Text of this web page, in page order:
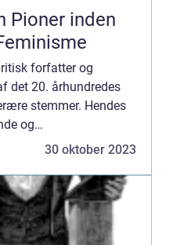
Pioner inden
forfatter og
det 20. århundredes
stemmer. Hendes
og
tanker om køn,
30 oktober 2023